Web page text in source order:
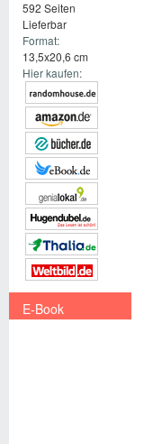
592 Seiten
Lieferbar
Format:
13,5x20,6 cm
Hier kaufen:
E-Book